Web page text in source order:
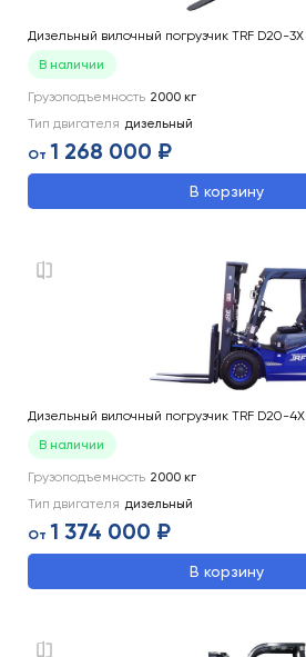
Дизельный вилочный погрузчик TRF D20-3X
В наличии
Грузоподъемность 2000 кг
Тип двигателя дизельный
От 1 268 000 ₽
В корзину
Дизельный вилочный погрузчик TRF D20-4X
В наличии
Грузоподъемность 2000 кг
Тип двигателя дизельный
От 1 374 000 ₽
В корзину